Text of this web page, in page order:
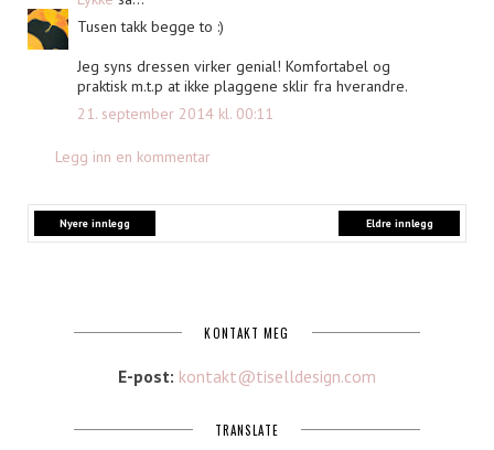
Tusen takk begge to :)
Jeg syns dressen virker genial! Komfortabel og
praktisk m.t.p at ikke plaggene sklir fra hverandre.
21. september 2014 kl. 00:11
Legg inn en kommentar
Nyere innlegg Eldre innlegg
KONTAKT MEG
E-post: kontakt@tiselldesign.com
TRANSLATE